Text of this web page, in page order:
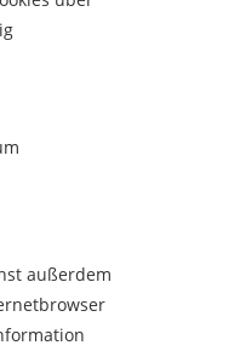
außerdem